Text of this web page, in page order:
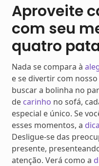
Aproveite
com seu
quatro
Nada se compara à
e se divertir com
buscar a bolinha no
de carinho no sofá,
especial e único. Se
esses momentos, a
Desligue-se das
presente,
atenção. Verá como a